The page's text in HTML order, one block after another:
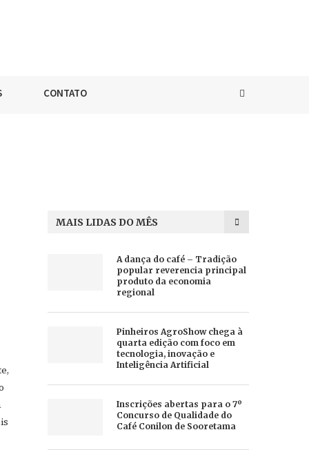
CONTATO
MAIS LIDAS DO MÊS
A dança do café – Tradição
popular reverencia principal
produto da economia
regional
Pinheiros AgroShow chega à
quarta edição com foco em
tecnologia, inovação e
Inteligência Artificial
Inscrições abertas para o 7º
Concurso de Qualidade do
Café Conilon de Sooretama